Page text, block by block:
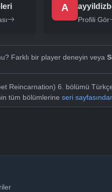
A
Profili Gör
Farklı bir player deneyin veya
Reincarnation) 6. bölümü
tüm bölümlerine seri